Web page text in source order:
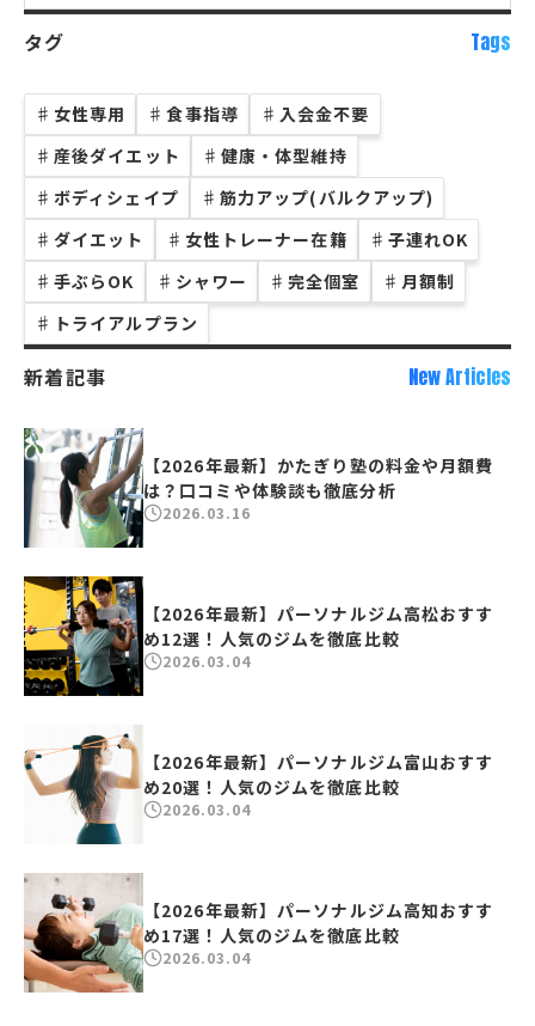
タグ Tags
♯ 女性専用 ♯ 食事指導 ♯ 入会金不要
♯ 産後ダイエット ♯ 健康・体型維持
♯ ボディシェイプ ♯ 筋力アップ(バルクアップ)
♯ ダイエット ♯ 女性トレーナー在籍 ♯ 子連れOK
♯ 手ぶらOK ♯ シャワー ♯ 完全個室 ♯ 月額制
♯ トライアルプラン
新着記事 New Articles
【2026年最新】かたぎり塾の料金や月額費
は？口コミや体験談も徹底分析
2026.03.16
【2026年最新】パーソナルジム高松おすす
め12選！人気のジムを徹底比較
2026.03.04
【2026年最新】パーソナルジム富山おすす
め20選！人気のジムを徹底比較
2026.03.04
【2026年最新】パーソナルジム高知おすす
め17選！人気のジムを徹底比較
2026.03.04